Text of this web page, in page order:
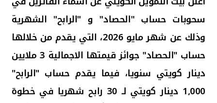
خدمات ما بعد البيع
اتصل بنا
مواقع الفروع وأجهزة الصرف الآلي
سحوبات حساب "الحصاد" و "الرابح" الشهرية
وذلك عن شهر مايو 2026، التي يقدم من خلالها
حساب "الحصاد" جوائز قيمتها الاجمالية 3 ملايين
دينار كويتي سنويا، فيما يقدم حساب "الرابح"
1,000 دينار كويتي لـ 30 رابح شهريا
في خطوة